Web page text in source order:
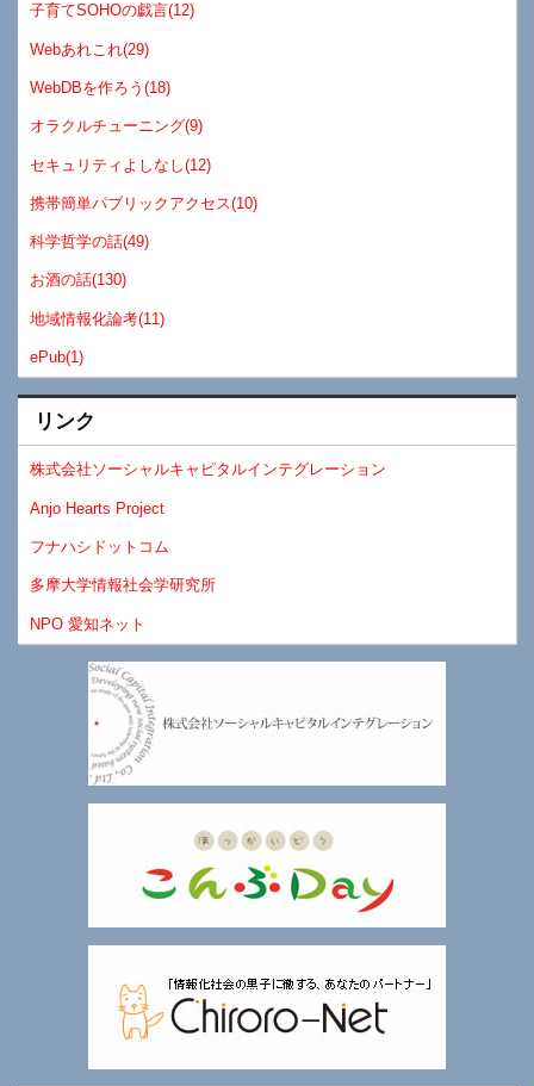
子育てSOHOの戯言(12)
Webあれこれ(29)
WebDBを作ろう(18)
オラクルチューニング(9)
セキュリティよしなし(12)
携帯簡単パブリックアクセス(10)
科学哲学の話(49)
お酒の話(130)
地域情報化論考(11)
ePub(1)
リンク
株式会社ソーシャルキャピタルインテグレーション
Anjo Hearts Project
フナハシドットコム
多摩大学情報社会学研究所
NPO 愛知ネット